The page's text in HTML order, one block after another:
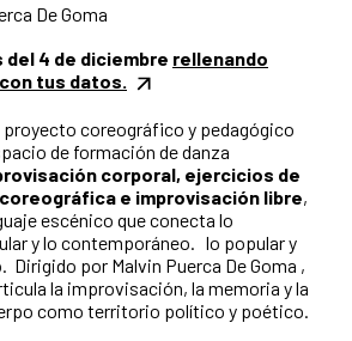
De Goma
4 de diciembre rellenando
tus datos.
proyecto coreográfico y pedagógico
de formación de danza
corporal, ejercicios de
e improvisación libre,
escénico que conecta lo
y lo contemporáneo. lo popular y
por Malvin Puerca De Goma ,
la improvisación, la memoria y la
como territorio político y poético.